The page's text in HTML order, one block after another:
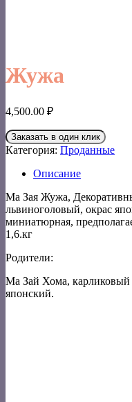
Жужа
4,500.00 ₽
Заказать в один клик
Категория: Проданные
Описание
Ма Зая Жужа,
львиноголовый, окрас
миниатюрная,
1,6.кг
Родители:
Ма Зай Хома, карликовый
японский.